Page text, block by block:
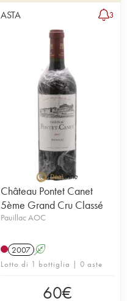
ASTA 3
Château Pontet Canet
5ème Grand Cru Classé
Pauillac AOC
2007 A
Lotto di 1 bottiglia | 0 aste
60€